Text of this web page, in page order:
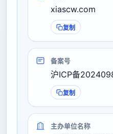
xiascw.com
复制
备案号
沪ICP备
复制
主办单位名称